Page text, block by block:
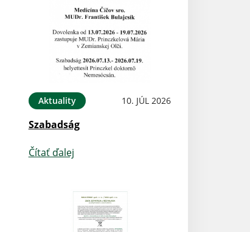
Aktuality 10. JÚL 2026
Szabadság
Čítať ďalej